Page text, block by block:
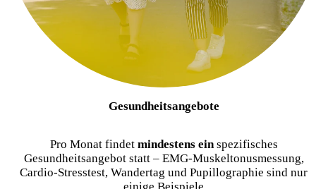
Gesundheitsangebote
Pro Monat findet mindestens einspezifisches
Gesundheitsangebot statt – EMG-Muskeltonusmessung,
Cardio-Stresstest, Wandertag und Pupillographie sind nur